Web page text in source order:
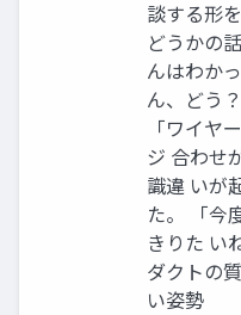
談する形
どうかの
んはわか
ん、どう
「ワイヤ
ジ 合わせ
識違 いが
た。 「今
きりた い
ダクトの
い姿勢